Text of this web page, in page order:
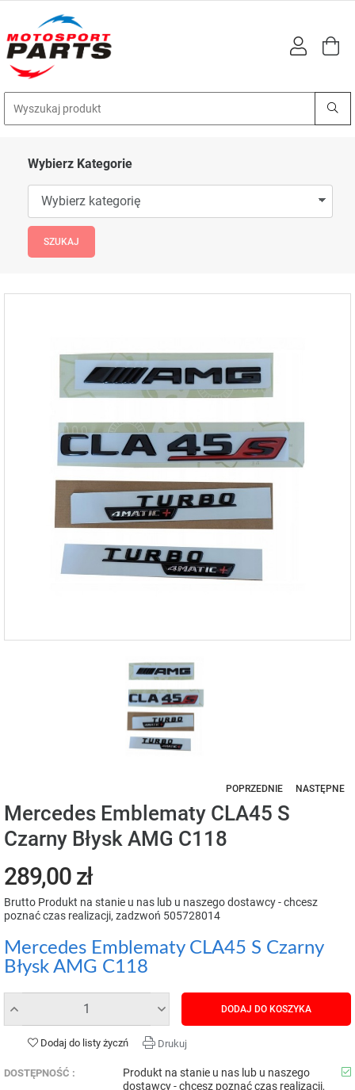
Wybierz Kategorie
POPRZEDNIE NASTĘPNE
Mercedes Emblematy CLA45 S
Czarny Błysk AMG C118
289,00 zł
Brutto Produkt na stanie u nas lub u naszego dostawcy - chcesz
poznać czas realizacji, zadzwoń 505728014
Mercedes Emblematy CLA45 S Czarny
Błysk AMG C118
DODAJ DO KOSZYKA
Dodaj do listy życzń Drukuj
DOSTĘPNOŚĆ :
Produkt na stanie u nas lub u naszego
dostawcy - chcesz poznać czas realizacji,